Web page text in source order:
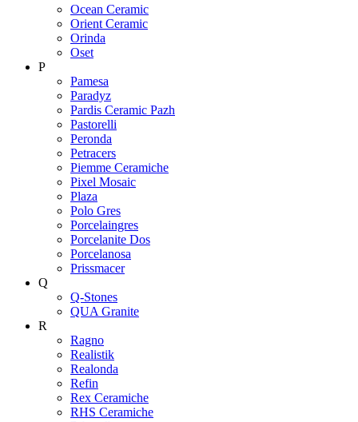
Ocean Ceramic
Orient Ceramic
Orinda
Oset
P
Pamesa
Paradyz
Pardis Ceramic Pazh
Pastorelli
Peronda
Petracers
Piemme Ceramiche
Pixel Mosaic
Plaza
Polo Gres
Porcelaingres
Porcelanite Dos
Porcelanosa
Prissmacer
Q
Q-Stones
QUA Granite
R
Ragno
Realistik
Realonda
Refin
Rex Ceramiche
RHS Ceramiche